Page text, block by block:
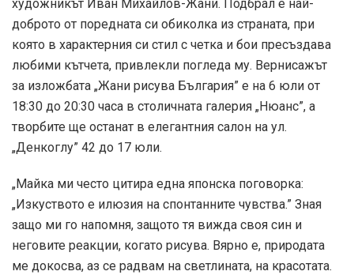
художникът Иван Михайлов-Жани. Подбрал е най-
доброто от поредната си обиколка из страната, при
която в характерния си стил с четка и бои пресъздава
любими кътчета, привлекли погледа му. Вернисажът
за изложбата „Жани рисува България” е на 6 юли от
18:30 до 20:30 часа в столичната галерия „Нюанс”, а
творбите ще останат в елегантния салон на ул.
„Денкоглу” 42 до 17 юли.
„Майка ми често цитира една японска поговорка:
„Изкуството е илюзия на спонтанните чувства.” Зная
защо ми го напомня, защото тя вижда своя син и
неговите реакции, когато рисува. Вярно е, природата
ме докосва, аз се радвам на светлината, на красотата.